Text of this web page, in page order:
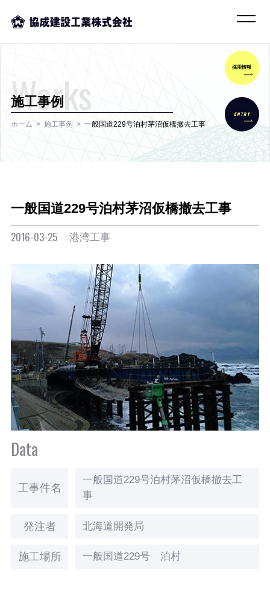
採用情報
ENTRY
Works
施工事例
ホーム 施工事例 一般国道229号泊村茅沼仮橋撤去工事
一般国道229号泊村茅沼仮橋撤去工事
2016-03-25 港湾工事
Data
工事件名
一般国道229号泊村茅沼仮橋撤去工
事
発注者 北海道開発局
施工場所 一般国道229号 泊村